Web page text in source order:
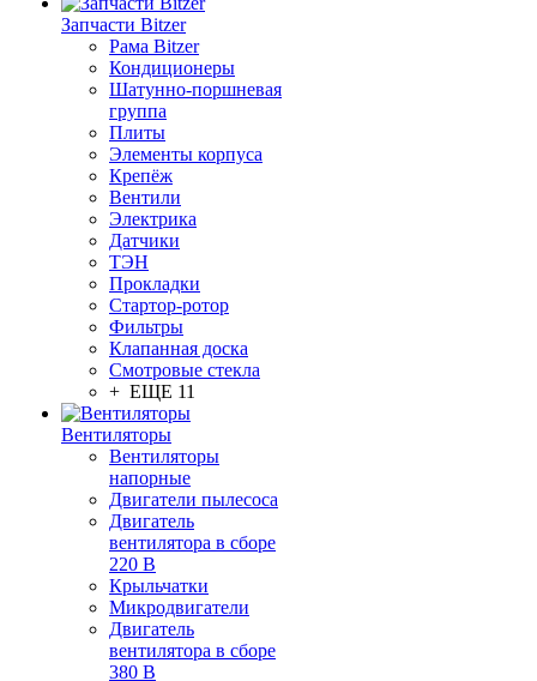
Запчасти Bitzer
Рама Bitzer
Кондиционеры
Шатунно-поршневая
группа
Плиты
Элементы корпуса
Крепёж
Вентили
Электрика
Датчики
ТЭН
Прокладки
Стартор-ротор
Фильтры
Клапанная доска
Смотровые стекла
+ ЕЩЕ 11
Вентиляторы
Вентиляторы
напорные
Двигатели пылесоса
Двигатель
вентилятора в сборе
220 В
Крыльчатки
Микродвигатели
Двигатель
вентилятора в сборе
380 В